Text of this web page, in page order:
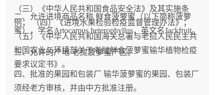
（三）《中华人民共和国食品安全法》及其实施条
例； （四）《进境水果检验检疫监督管理办法》；
（五）《中华人民共和国海关总署与老挝人民民主共
和国农业与环境部关于老挝鲜食菠萝蜜输华植物检疫
要求议定书》。
二、允许进境商品名称 鲜食菠萝蜜（以下简称菠萝
蜜），学名Artocarpus heterophyllus，英文名Jackfruit。
三、允许的产地 老挝菠萝蜜产区。
四、批准的果园和包装厂 输华菠萝蜜的果园、包装厂
须经老方审核，并由中方批准注册。